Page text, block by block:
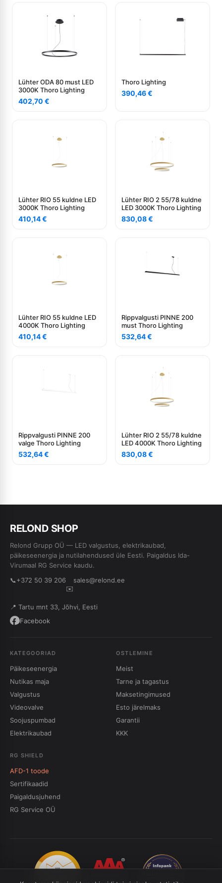
Lühter ODA 80 must LED
3000K Thoro Lighting
402,70 €
Thoro Lighting
390,46€
Lühter RIO 55 kuldne LED
3000K Thoro Lighting
410,14€
Lühter RIO 2 55/78 kuldne
LED 3000K Thoro Lighting
830,08€
Lühter RIO 55 kuldne LED
4000K Thoro Lighting
410,14€
Rippvalgusti PINNE 200
must Thoro Lighting
532,64€
Rippvalgusti PINNE 200
valge Thoro Lighting
532,64€
Lühter RIO 2 55/78 kuldne
LED 4000K Thoro Lighting
830,08€
RELOND SHOP
Relond Grupp OÜ — LED valgustus, elektrikaubad,
päikeseenergia ja nutilahendused üle Eesti. Paigaldus Ida-
Virumaal RG Service kaudu.
📞+372 50 39 206
✉️
sales@relond.ee
📍 Tartu mnt 33, Jõhvi, Eesti
Facebook
KATEGOORIAD
Päikeseenergia
Nutikas maja
Valgustus
Videovalve
Soojuspumbad
Elektrikaubad
OSTLEMINE
Meist
Tarne ja tagastus
Maksetingimused
Esto järelmaks
Garantii
KKK
RG SHIELD
AFD-1 toode
Sertifikaadid
Paigaldusjuhend
RG Service OÜ